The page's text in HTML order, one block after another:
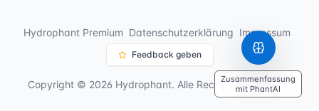
Zusammenfassung
mit PhantAI
Hydrophant Premium Datenschutzerklärung Impressum
Feedback geben
Copyright © 2026 Hydrophant. Alle Rechte vorbehalten.